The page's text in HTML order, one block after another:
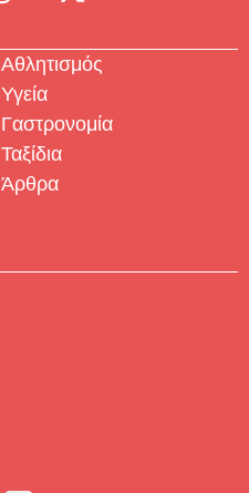
Αθλητισμός
Υγεία
Γαστρονομία
Ταξίδια
Άρθρα